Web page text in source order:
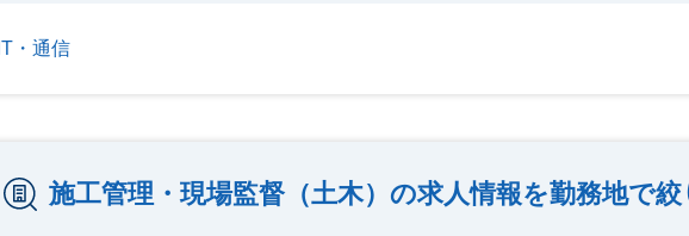
IT・通信
施工管理・現場監督（土木）の求人情報を勤務地で